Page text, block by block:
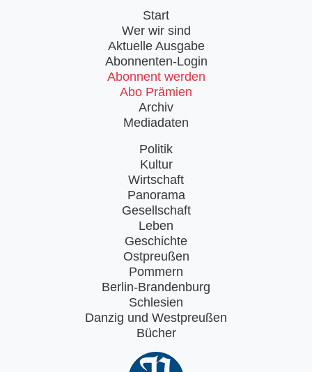
Start
Wer wir sind
Aktuelle Ausgabe
Abonnenten-Login
Abonnent werden
Abo Prämien
Archiv
Mediadaten
Politik
Kultur
Wirtschaft
Panorama
Gesellschaft
Leben
Geschichte
Ostpreußen
Pommern
Berlin-Brandenburg
Schlesien
Danzig und Westpreußen
Bücher